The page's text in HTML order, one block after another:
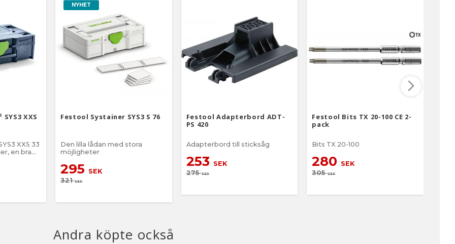
XXS
XXS 33
små
av
NYHET
Festool Systainer SYS3 S 76
Den lilla lådan med stora
möjligheter
295 SEK
321SEK
Festool Adapterbord ADT-
PS 420
Adapterbord till sticksåg
253 SEK
275SEK
Festool Bits TX 20-100 CE 2-
pack
Bits TX 20-100
280 SEK
305SEK
Andra köpte också